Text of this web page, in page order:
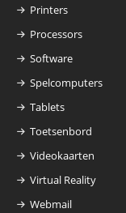
Printers
Processors
Software
Spelcomputers
Tablets
Toetsenbord
Videokaarten
Virtual Reality
Webmail